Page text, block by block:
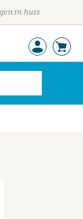
in huis